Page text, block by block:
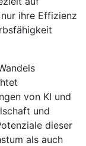
ihre Effizienz
von KI und
und
dieser
als auch